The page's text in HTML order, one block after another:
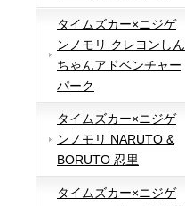
タイムズカー×ニジゲ
ンノモリ クレヨンしん
ちゃんアドベンチャー
パーク
タイムズカー×ニジゲ
ンノモリ NARUTO &
BORUTO 忍里
タイムズカー×ニジゲ